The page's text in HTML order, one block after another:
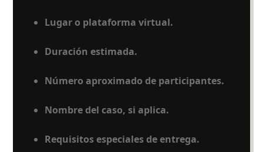
Lugar o plataforma virtual.
Duración estimada.
Número aproximado de participantes.
Nombre del caso, si aplica.
Requisitos especiales de entrega.